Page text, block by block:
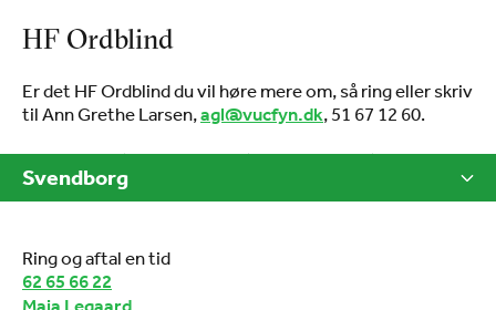
HF Ordblind
Er det HF Ordblind du vil høre mere om, så ring eller skriv
til Ann Grethe Larsen,agl@vucfyn.dk, 51 67 12 60.
Svendborg
Ring og aftal en tid
62 65 66 22
Maja Legaard